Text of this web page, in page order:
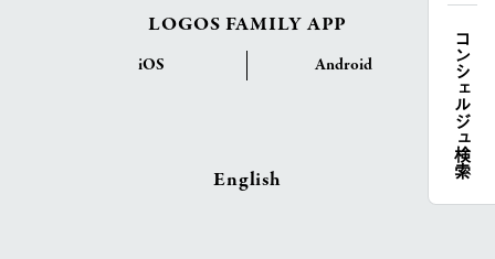
コンシェルジュ検索
LOGOS FAMILY APP
iOS Android
English